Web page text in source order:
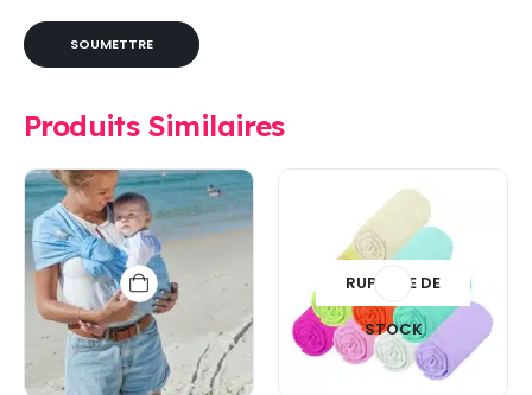
Produits Similaires
RUPTURE DE
STOCK